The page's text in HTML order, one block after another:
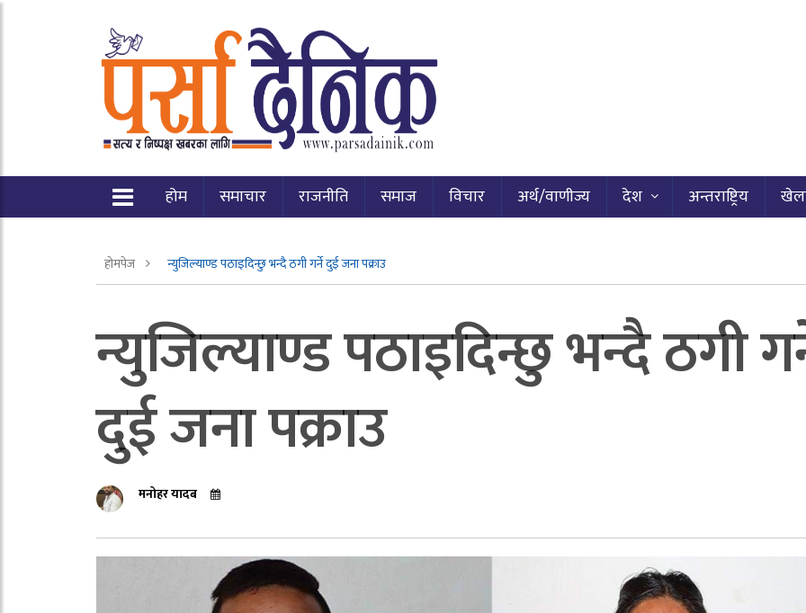
होम समाचार राजनीति समाज विचार अर्थ/वाणीज्य देश अन्तराष्ट्रिय
होमपेज न्युजिल्याण्ड पठाइदिन्छु भन्दै ठगी गर्ने दुई जना पक्राउ
न्युजिल्याण्ड पठाइदिन्छु भन्दै ठगी
दुई जना पक्राउ
मनोहर यादब